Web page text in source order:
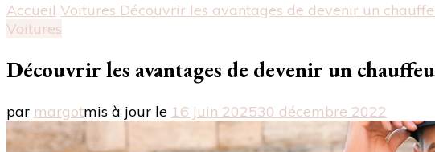
Accueil Voitures Découvrir les avantages de devenir un
Voitures
Découvrir les avantages de devenir un
par margotmis à jour le 16 juin 202530 décembre 2022